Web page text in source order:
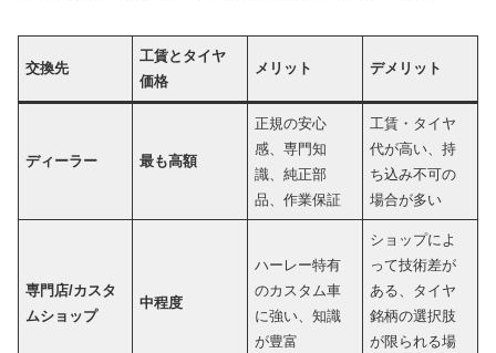
交換先
工賃とタイヤ
価格
メリット デメリット
ディーラー 最も高額
正規の安心
感、専門知
識、純正部
品、作業保証
工賃・タイヤ
代が高い、持
ち込み不可の
場合が多い
専門店/カスタ
ムショップ
中程度
ハーレー特有
のカスタム車
に強い、知識
が豊富
ショップによ
って技術差が
ある、タイヤ
銘柄の選択肢
が限られる場